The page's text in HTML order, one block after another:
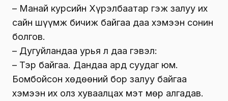
– Манай курсийн Хүрэлбаатар гэж залуу их
сайн шүүмж бичиж байгаа даа хэмээн сонин
болгов.
– Дугуйландаа урья л даа гэвэл:
– Тэр байгаа. Дандаа ард суудаг юм.
Бомбойсон хөдөөний бор залуу байгаа
хэмээн их олз хуваалцах мэт мөр алгадав.